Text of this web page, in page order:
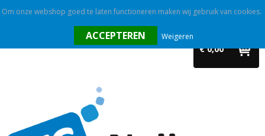
€ 0,00
Promotietextiel
Om onze webshop goed te laten functioneren maken wij gebruik van cookies.
Weigeren